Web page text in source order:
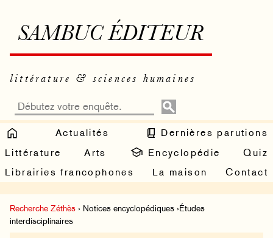
SAMBUC ÉDITEUR
littérature & sciences humaines
Actualités
Dernières parutions
Littérature
Arts Encyclopédie
Quiz
Librairies francophones
La maison Contact
Recherche Zéthès › Notices encyclopédiques ›Études
interdisciplinaires